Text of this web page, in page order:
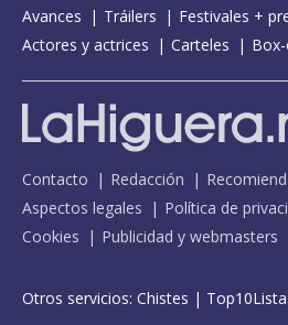
Avances
Tráilers
Festivales +
Actores y actrices
Carteles
Contacto Redacción
Aspectos legales
Política de
Cookies
Publicidad y webmasters
Otros servicios: Chistes |